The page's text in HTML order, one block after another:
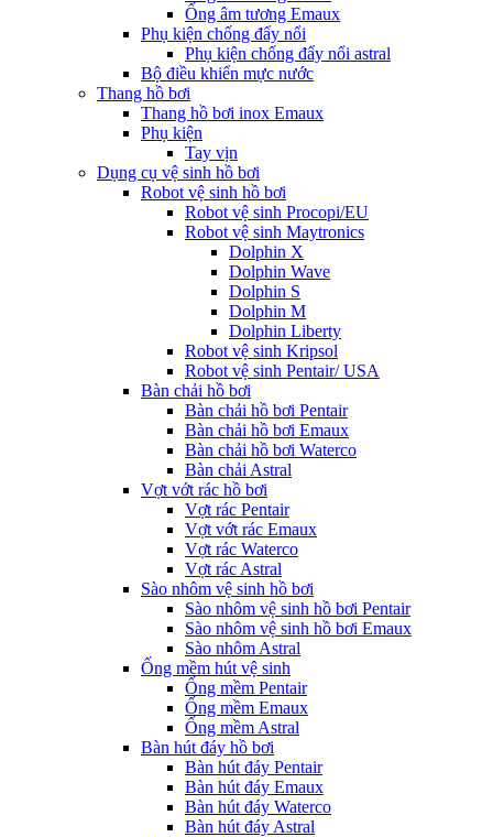
Ống âm tương Emaux
Phụ kiện chống đẩy nổi
Phụ kiện chống đẩy nổi astral
Bộ điều khiển mực nước
Thang hồ bơi
Thang hồ bơi inox Emaux
Phụ kiện
Tay vịn
Dụng cụ vệ sinh hồ bơi
Robot vệ sinh hồ bơi
Robot vệ sinh Procopi/EU
Robot vệ sinh Maytronics
Dolphin X
Dolphin Wave
Dolphin S
Dolphin M
Dolphin Liberty
Robot vệ sinh Kripsol
Robot vệ sinh Pentair/ USA
Bàn chải hồ bơi
Bàn chải hồ bơi Pentair
Bàn chải hồ bơi Emaux
Bàn chải hồ bơi Waterco
Bàn chải Astral
Vợt vớt rác hồ bơi
Vợt rác Pentair
Vợt vớt rác Emaux
Vợt rác Waterco
Vợt rác Astral
Sào nhôm vệ sinh hồ bơi
Sào nhôm vệ sinh hồ bơi Pentair
Sào nhôm vệ sinh hồ bơi Emaux
Sào nhôm Astral
Ống mềm hút vệ sinh
Ống mềm Pentair
Ống mềm Emaux
Ống mềm Astral
Bàn hút đáy hồ bơi
Bàn hút đáy Pentair
Bàn hút đáy Emaux
Bàn hút đáy Waterco
Bàn hút đáy Astral